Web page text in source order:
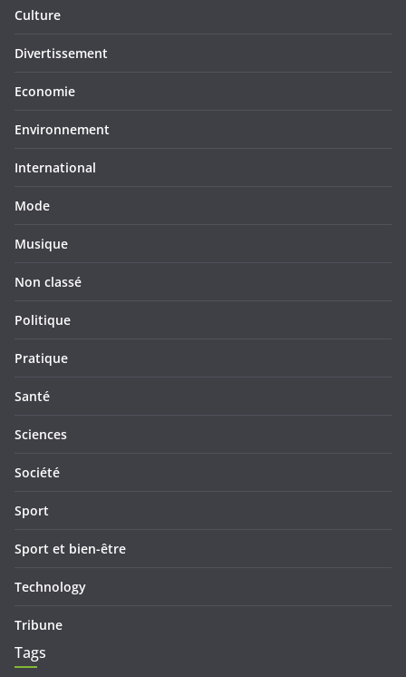
Culture
Divertissement
Economie
Environnement
International
Mode
Musique
Non classé
Politique
Pratique
Santé
Sciences
Société
Sport
Sport et bien-être
Technology
Tribune
Tags